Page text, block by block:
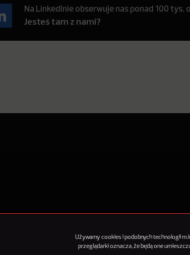
Używamy cookies i podobnych technologii
przeglądarki oznacza, że będą one
Na LinkedInie obserwuje nas ponad 100 tys.
Jesteś tam z nami?